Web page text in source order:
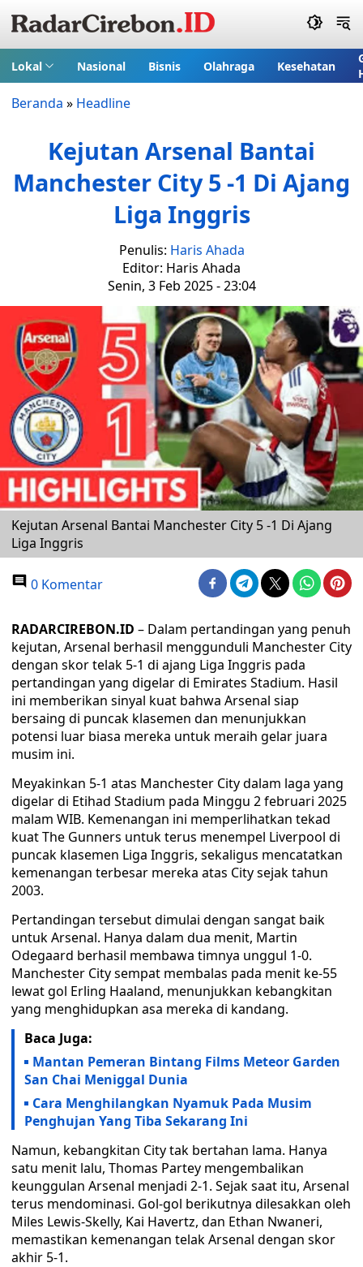
Lokal Nasional Bisnis Olahraga Kesehatan
Beranda » Headline
Kejutan Arsenal Bantai
Manchester City 5 -1 Di Ajang
Liga Inggris
Penulis: Haris Ahada
Editor: Haris Ahada
Senin, 3 Feb 2025 - 23:04
Kejutan Arsenal Bantai Manchester City 5 -1 Di Ajang
Liga Inggris
0 Komentar
RADARCIREBON.ID – Dalam pertandingan yang penuh
kejutan, Arsenal berhasil menggunduli Manchester City
dengan skor telak 5-1 di ajang Liga Inggris pada
pertandingan yang digelar di Emirates Stadium. Hasil
ini memberikan sinyal kuat bahwa Arsenal siap
bersaing di puncak klasemen dan menunjukkan
potensi luar biasa mereka untuk meraih gelar juara
musim ini.
Meyakinkan 5-1 atas Manchester City dalam laga yang
digelar di Etihad Stadium pada Minggu 2 februari 2025
malam WIB. Kemenangan ini memperlihatkan tekad
kuat The Gunners untuk terus menempel Liverpool di
puncak klasemen Liga Inggris, sekaligus mencatatkan
kemenangan terbesar mereka atas City sejak tahun
2003.
Pertandingan tersebut dimulai dengan sangat baik
untuk Arsenal. Hanya dalam dua menit, Martin
Odegaard berhasil membawa timnya unggul 1-0.
Manchester City sempat membalas pada menit ke-55
lewat gol Erling Haaland, menunjukkan kebangkitan
yang menghidupkan asa mereka di kandang.
Baca Juga:
Mantan Pemeran Bintang Films Meteor Garden
San Chai Meniggal Dunia
Cara Menghilangkan Nyamuk Pada Musim
Penghujan Yang Tiba Sekarang Ini
Namun, kebangkitan City tak bertahan lama. Hanya
satu menit lalu, Thomas Partey mengembalikan
keunggulan Arsenal menjadi 2-1. Sejak saat itu, Arsenal
terus mendominasi. Gol-gol berikutnya dilesakkan oleh
Miles Lewis-Skelly, Kai Havertz, dan Ethan Nwaneri,
memastikan kemenangan telak Arsenal dengan skor
akhir 5-1.